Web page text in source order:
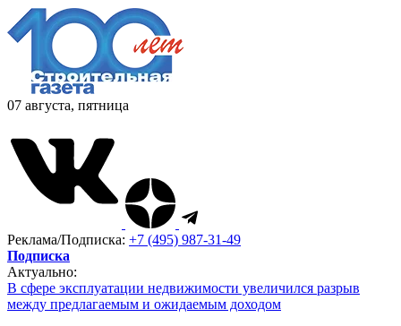
07 августа, пятница
Реклама/Подписка: +7 (495) 987-31-49
Подписка
Актуально:
В сфере эксплуатации недвижимости увеличился разрыв
между предлагаемым и ожидаемым доходом